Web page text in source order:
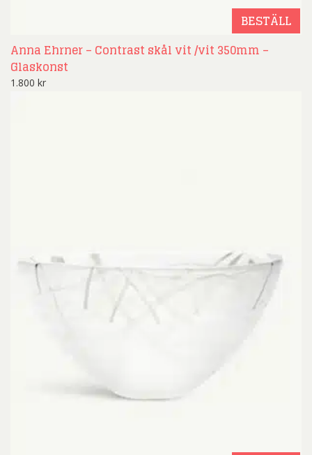
BESTÄLL
Anna Ehrner – Contrast skål vit /vit 350mm –
Glaskonst
1.800 kr